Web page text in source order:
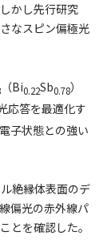
かし先行研究
なスピン偏極光
（Bi0.22Sb0.78）
応答を最適化す
子状態との強い
絶縁体表面のデ
偏光の赤外線パ
とを確認した。